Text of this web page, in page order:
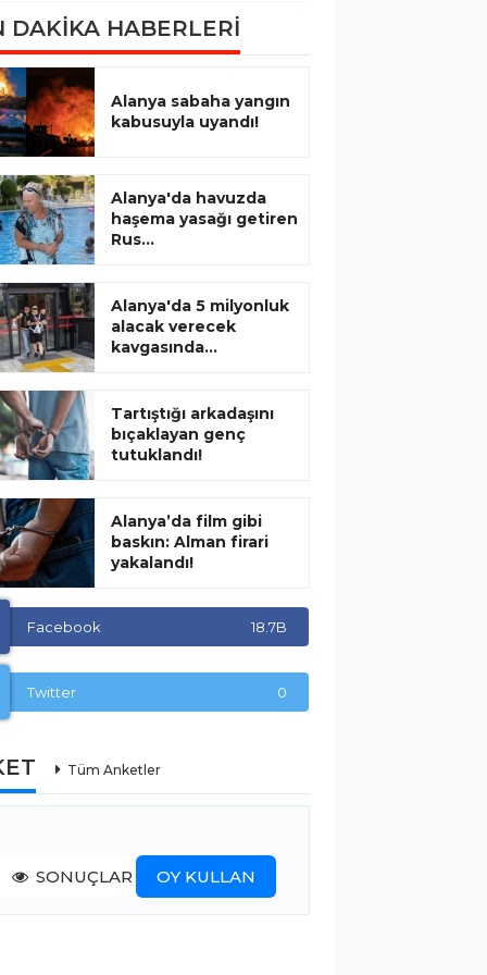
DAKİKA HABERLERİ
Alanya sabaha yangın
kabusuyla uyandı!
Alanya'da havuzda
haşema yasağı getiren
Rus...
Alanya'da 5 milyonluk
alacak verecek
kavgasında...
Tartıştığı arkadaşını
bıçaklayan genç
tutuklandı!
Alanya’da film gibi
baskın: Alman firari
yakalandı!
Facebook 18.7B
Twitter 0
Tüm Anketler
SONUÇLAR OY KULLAN